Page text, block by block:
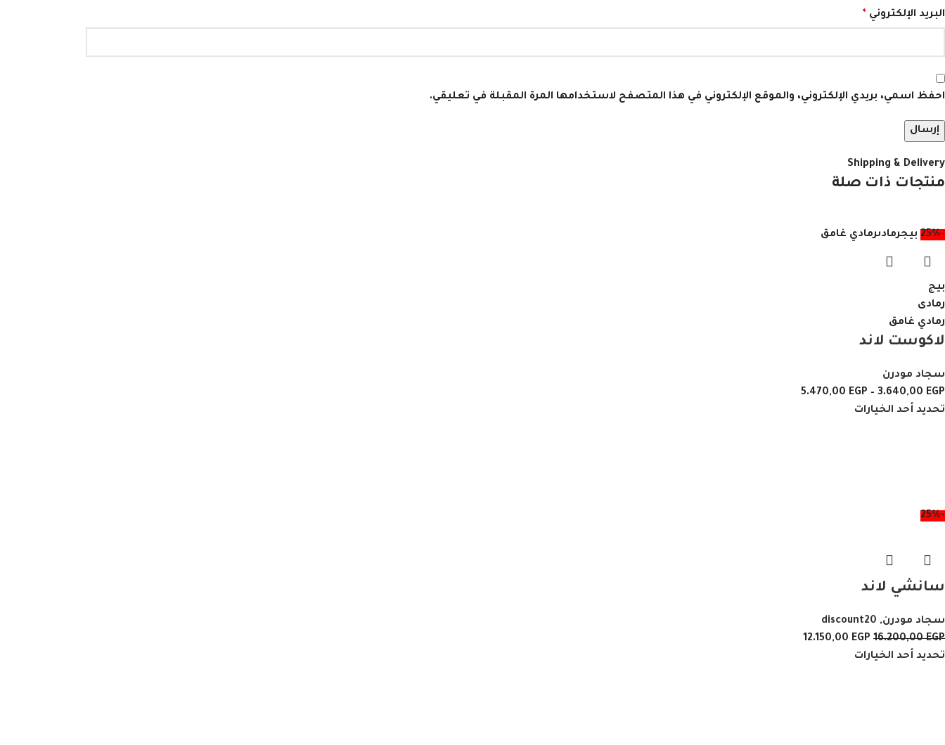
البريد الإلكتروني *
احفظ اسمي، بريدي الإلكتروني، والموقع الإلكتروني في هذا المتصفح لاستخدامها المرة المقبلة في تعليقي.
Shipping & Delivery
منتجات ذات صلة
-25% بيجرمادىرمادي غامق
بيج
رمادى
رمادي غامق
لاكوست لاند
سجاد مودرن
3.640,00 EGP
–
5.470,00 EGP
تحديد أحد الخيارات
-25%
سانشي لاند
سجاد مودرن,
discount20
16.200,00EGP
12.150,00 EGP
تحديد أحد الخيارات